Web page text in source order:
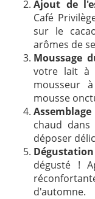
Ajout de
Café
sur le
arômes de
Moussage
votre lait à
mousseur
mousse
chaud
déposer
Dégustation
dégusté !
d'automne.